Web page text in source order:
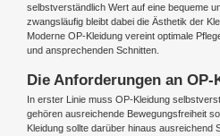
selbstverständlich Wert auf eine bequeme
zwangsläufig bleibt dabei die Ästhetik der
Moderne OP-Kleidung vereint optimale
und ansprechenden Schnitten.
Die Anforderungen an
In erster Linie muss OP-Kleidung
gehören ausreichende Bewegungsfreiheit
Kleidung sollte darüber hinaus ausreichend